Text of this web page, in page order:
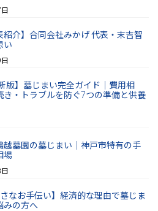
紹介】合同会社みかげ 代表・末吉智
い
版】墓じまい完全ガイド｜費用相
き・トラブルを防ぐ7つの準備と供養
越墓園の墓じまい｜神戸市特有の手
場
さなお手伝い】経済的な理由で墓じま
みの方へ